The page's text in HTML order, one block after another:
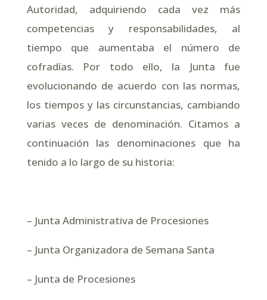
Autoridad, adquiriendo cada vez más
competencias y responsabilidades, al
tiempo que aumentaba el número de
cofradías. Por todo ello, la Junta fue
evolucionando de acuerdo con las normas,
los tiempos y las circunstancias, cambiando
varias veces de denominación. Citamos a
continuación las denominaciones que ha
tenido a lo largo de su historia:
– Junta Administrativa de Procesiones
– Junta Organizadora de Semana Santa
– Junta de Procesiones